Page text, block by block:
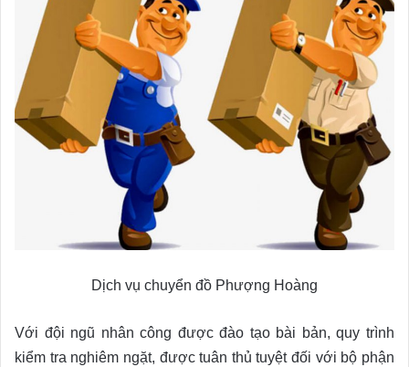
Dịch vụ chuyển đồ Phượng Hoàng
Với đội ngũ nhân công được đào tạo bài bản, quy trình
kiểm tra nghiêm ngặt, được tuân thủ tuyệt đối với bộ phận